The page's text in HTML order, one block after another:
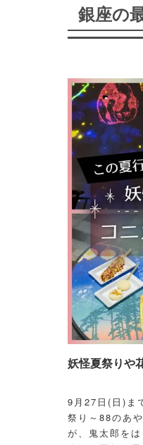
銀座の
妖怪夏祭りや
9月27日(日)ま
祭り～88のあ
が、鬼太郎を